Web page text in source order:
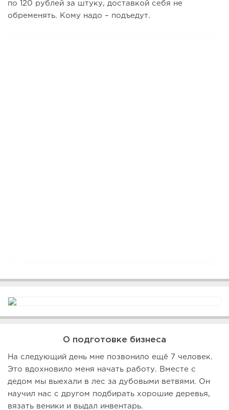
по 120 рублей за штуку, доставкой себя не
обременять. Кому надо – подъедут.
О подготовке бизнеса
На следующий день мне позвонило ещё 7 человек.
Это вдохновило меня начать работу. Вместе с
дедом мы выехали в лес за дубовыми ветвями. Он
научил нас с другом подбирать хорошие деревья,
вязать веники и выдал инвентарь.